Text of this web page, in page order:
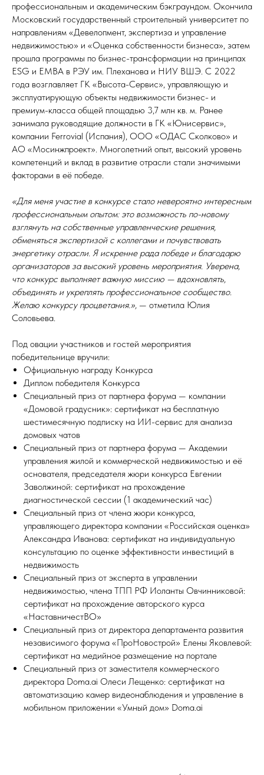
профессиональным и академическим бэкграундом. Окончила
Московский государственный строительный университет по
направлениям «Девелопмент, экспертиза и управление
недвижимостью» и «Оценка собственности бизнеса», затем
прошла программы по бизнес-трансформации на принципах
ESG и EMBA в РЭУ им. Плеханова и НИУ ВШЭ. С 2022
года возглавляет ГК «Высота-Сервис», управляющую и
эксплуатирующую объекты недвижимости бизнес- и
премиум-класса общей площадью 3,7 млн кв. м. Ранее
занимала руководящие должности в ГК «Юнисервис»,
компании Ferrovial (Испания), ООО «ОДАС Сколково» и
АО «Мосинжпроект». Многолетний опыт, высокий уровень
компетенций и вклад в развитие отрасли стали значимыми
факторами в её победе.
«Для меня участие в конкурсе стало невероятно интересным
профессиональным опытом: это возможность по-новому
взглянуть на собственные управленческие решения,
обменяться экспертизой с коллегами и почувствовать
энергетику отрасли. Я искренне рада победе и благодарю
организаторов за высокий уровень мероприятия. Уверена,
что конкурс выполняет важную миссию — вдохновлять,
объединять и укреплять профессиональное сообщество.
Желаю конкурсу процветания.», — отметила Юлия
Соловьева.
Под овации участников и гостей мероприятия
победительнице вручили:
Официальную награду Конкурса
Диплом победителя Конкурса
Специальный приз от партнера форума — компании
«Домовой градусник»: сертификат на бесплатную
шестимесячную подписку на ИИ-сервис для анализа
домовых чатов
Специальный приз от партнера форума — Академии
управления жилой и коммерческой недвижимостью и её
основателя, председателя жюри конкурса Евгении
Заволжиной: сертификат на прохождение
диагностической сессии (1 академический час)
Специальный приз от члена жюри конкурса,
управляющего директора компании «Российская оценка»
Александра Иванова: сертификат на индивидуальную
консультацию по оценке эффективности инвестиций в
недвижимость
Специальный приз от эксперта в управлении
недвижимостью, члена ТПП РФ Иоланты Овчинниковой:
сертификат на прохождение авторского курса
«НаставничестВО»
Специальный приз от директора департамента развития
независимого форума «ПроНовострой» Елены Яковлевой:
сертификат на медийное размещение на портале
Специальный приз от заместителя коммерческого
директора Doma.ai Олеси Лещенко: сертификат на
автоматизацию камер видеонаблюдения и управление в
мобильном приложении «Умный дом» Doma.ai